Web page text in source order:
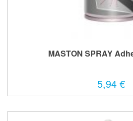
MASTON SPRAY
5,94 €